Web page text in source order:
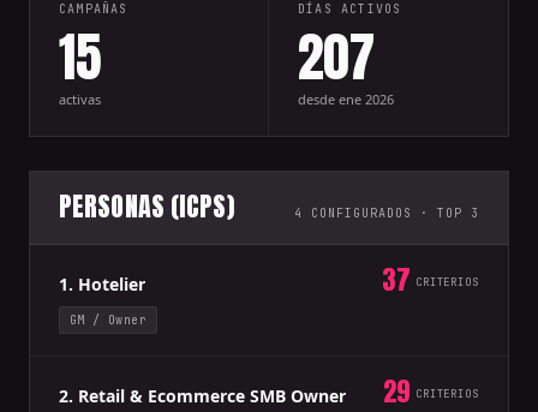
CAMPAÑAS
15
activas
DÍAS ACTIVOS
207
desde ene 2026
PERSONAS (ICPS) 4 CONFIGURADOS · TOP 3
1. Hotelier 37 CRITERIOS
GM / Owner
2. Retail & Ecommerce SMB Owner 29 CRITERIOS